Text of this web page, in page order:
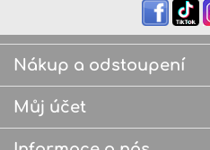
Nákup a odstoupení
Můj účet